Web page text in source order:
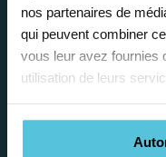
nos partenaires de
qui peuvent combiner
vous leur avez fournies
utilisation de leurs
Afin de
emploi du
vos